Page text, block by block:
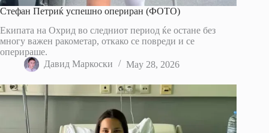
Стефан Петриќ успешно опериран (ФОТО)
Екипата на Охрид во следниот период ќе остане без
многу важен ракометар, откако се повреди и се
оперираше.
Давид Маркоски
May 28, 2026